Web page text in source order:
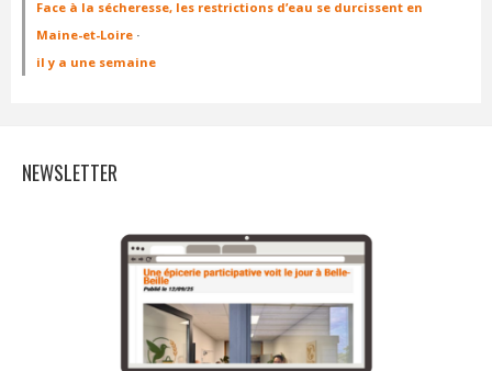
Face à la sécheresse, les restrictions d’eau se durcissent en
Maine-et-Loire ·
il y a une semaine
NEWSLETTER